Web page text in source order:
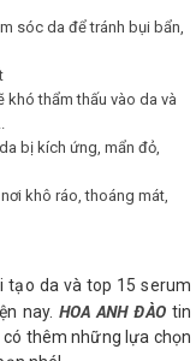
sóc da để tránh bụi bẩn,
khó thẩm thấu vào da và
bị kích ứng, mẩn đỏ,
khô ráo, thoáng mát,
tạo da và top 15 serum
nay. HOA ANH ĐÀOtin
thêm những lựa chọn